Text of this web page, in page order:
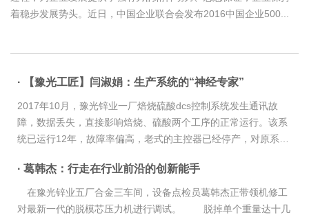
着稳步发展势头。近日，中国企业联合会发布2016中国企业500...
· 【豫光工匠】闫淑娟：生产系统的“神经专家”
2017年10月，豫光锌业一厂焙烧硫酸dcs控制系统发生通讯故
障，数据丢失，直接影响焙烧、硫酸两个工序的正常运行。该系
统已运行12年，故障率偏高，老式的主控器已经停产，对原系统
统进行更换，但经了解后，费用巨...
· 葛韩杰：行走在行业前沿的创新能手
在豫光锌业五厂合金三车间，设备点检员葛韩杰正带领机修工
对最新一代的脱模芯压力机进行调试。 脱掉单个重量达十几